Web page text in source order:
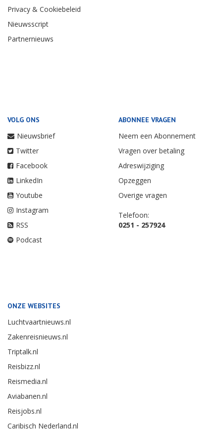
Privacy & Cookiebeleid
Nieuwsscript
Partnernieuws
VOLG ONS
Nieuwsbrief
Twitter
Facebook
LinkedIn
Youtube
Instagram
RSS
Podcast
ABONNEE VRAGEN
Neem een Abonnement
Vragen over betaling
Adreswijziging
Opzeggen
Overige vragen
Telefoon:
0251 - 257924
ONZE WEBSITES
Luchtvaartnieuws.nl
Zakenreisnieuws.nl
Triptalk.nl
Reisbizz.nl
Reismedia.nl
Aviabanen.nl
Reisjobs.nl
Caribisch Nederland.nl